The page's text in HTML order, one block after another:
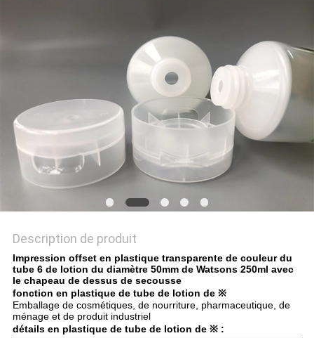
NEWS
DU
SITE
PRIVACY
POLICY
Description de produit
Impression offset en plastique transparente de couleur du
tube 6 de lotion du diamètre 50mm de Watsons 250ml avec
le chapeau de dessus de secousse
fonction en plastique de tube de lotion de ※
Emballage de cosmétiques, de nourriture, pharmaceutique, de
ménage et de produit industriel
détails en plastique de tube de lotion de ※ :